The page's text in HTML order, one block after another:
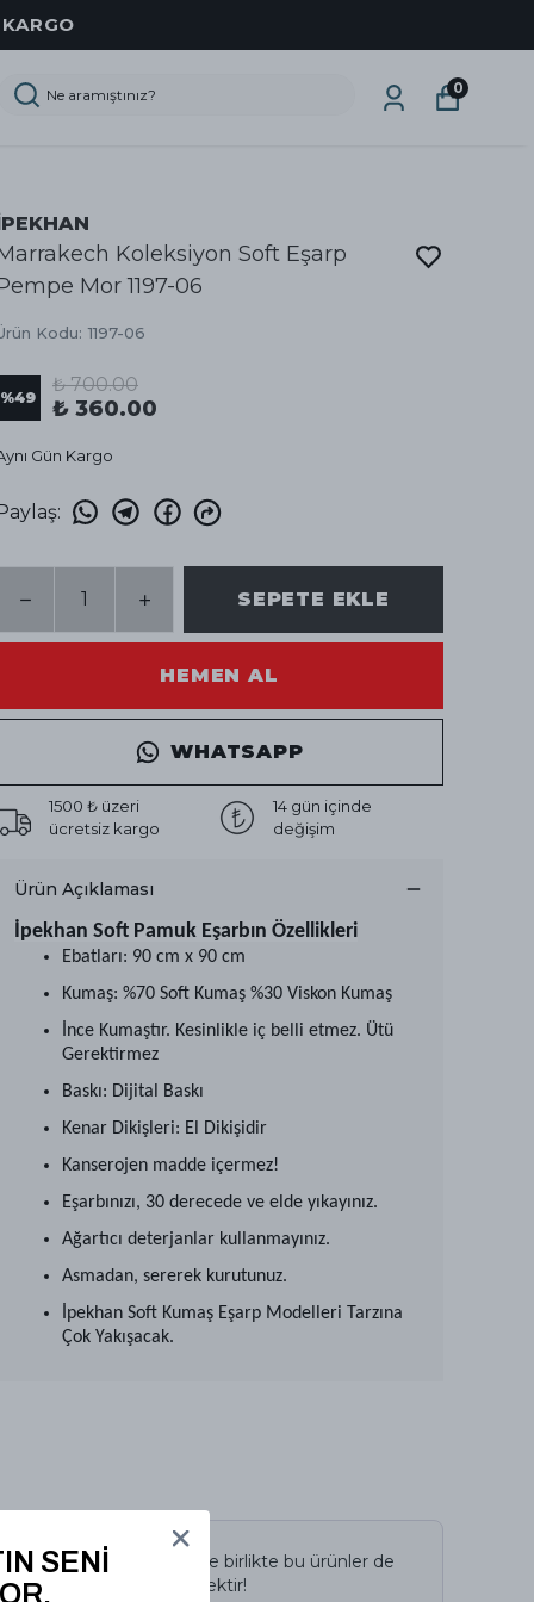
0
Koleksiyon Soft Eşarp
Mor 1197-06
Kodu: 1197-06
%49
₺ 700.00
₺ 360.00
Gün Kargo
:
SEPETE EKLE
HEMEN AL
WHATSAPP
1500 ₺ üzeri
ücretsiz kargo
14 gün içinde
değişim
Ürün Açıklaması
İpekhan Soft Pamuk Eşarbın Özellikleri
Ebatları: 90 cm x 90 cm
Kumaş: %70 Soft Kumaş %30 Viskon Kumaş
İnce Kumaştır. Kesinlikle iç belli etmez. Ütü
Gerektirmez
Baskı: Dijital Baskı
Kenar Dikişleri: El Dikişidir
Kanserojen madde içermez!
Eşarbınızı, 30 derecede ve elde yıkayınız.
Ağartıcı deterjanlar kullanmayınız.
Asmadan, sererek kurutunuz.
İpekhan Soft Kumaş Eşarp Modelleri Tarzına
Çok Yakışacak.
İncelediğiniz ürün ile birlikte bu ürünler de
sepetinize eklenecektir!
SENİ